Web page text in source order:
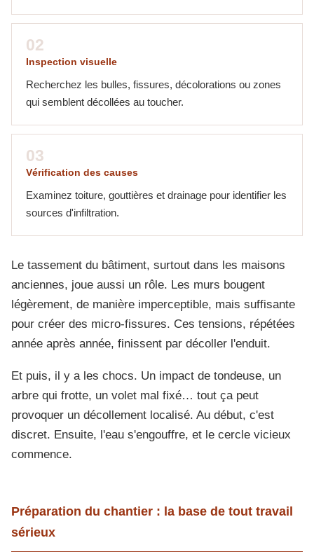
02
Inspection visuelle
Recherchez les bulles, fissures, décolorations ou zones
qui semblent décollées au toucher.
03
Vérification des causes
Examinez toiture, gouttières et drainage pour identifier les
sources d'infiltration.
Le tassement du bâtiment, surtout dans les maisons
anciennes, joue aussi un rôle. Les murs bougent
légèrement, de manière imperceptible, mais suffisante
pour créer des micro-fissures. Ces tensions, répétées
année après année, finissent par décoller l'enduit.
Et puis, il y a les chocs. Un impact de tondeuse, un
arbre qui frotte, un volet mal fixé… tout ça peut
provoquer un décollement localisé. Au début, c'est
discret. Ensuite, l'eau s'engouffre, et le cercle vicieux
commence.
Préparation du chantier : la base de tout travail
sérieux